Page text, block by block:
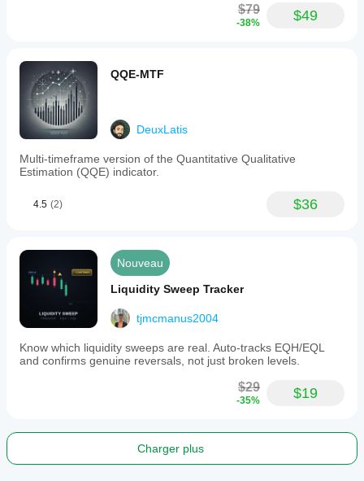
$79
-38% $49
QQE-MTF
DeuxLatis
Multi-timeframe version of the Quantitative Qualitative
Estimation (QQE) indicator.
4.5 (2) $36
Nouveau
Liquidity Sweep Tracker
tjmcmanus2004
Know which liquidity sweeps are real. Auto-tracks EQH/EQL
and confirms genuine reversals, not just broken levels.
$29
-35% $19
Charger plus